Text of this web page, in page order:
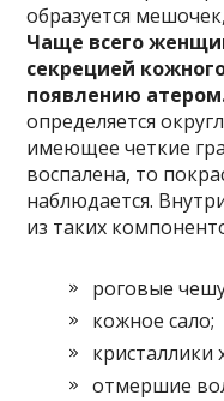
образуется
Чаще всего
секрецией
появлению
определяется
имеющее четкие
воспалена, то
наблюдается.
из таких
роговые
кожное сало;
кристаллики
отмершие